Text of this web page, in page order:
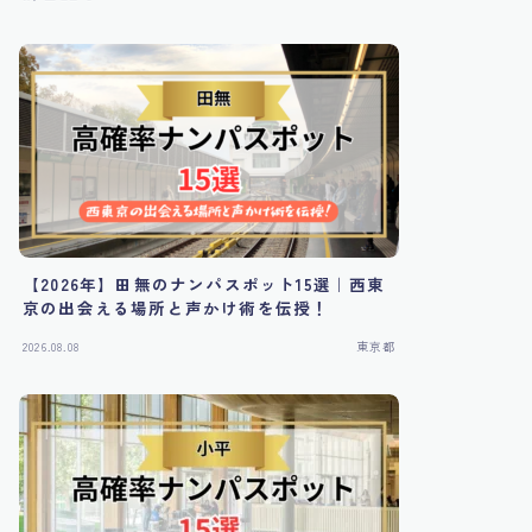
【2026年】田無のナンパスポット15選｜西東
京の出会える場所と声かけ術を伝授！
2026.08.08 東京都